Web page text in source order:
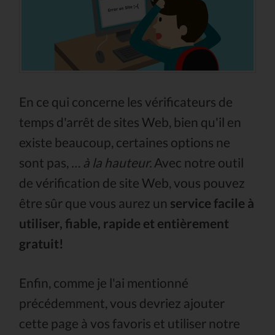
En ce qui concerne les vérificateurs de
temps d'arrêt de sites Web, bien qu'il en
existe beaucoup, certaines options ne
sont pas, … à la hauteur. Avec notre outil
de vérification de site Web, vous pouvez
être sûr que vous aurez un service facile à
utiliser, fiable, rapide et entièrement
gratuit!
Enfin, comme je l'ai mentionné
précédemment, vous devriez ajouter
cette page à vos favoris et utiliser notre